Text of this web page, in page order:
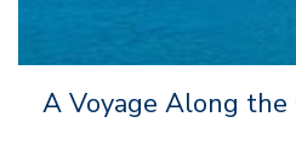
A Voyage Along the